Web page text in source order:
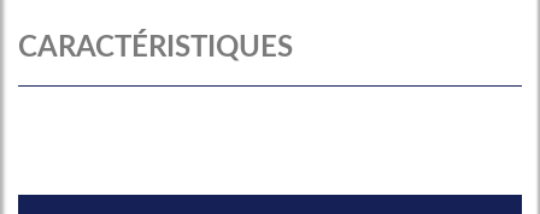
CARACTÉRISTIQUES